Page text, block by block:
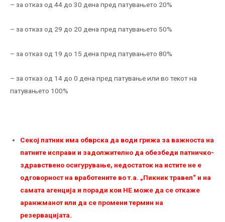
– за отказ од 44 до 30 дена пред патувањето 20%
– за отказ од 29 до 20 дена пред патувањето 50%
– за отказ од 19 до 15 дена пред патувањето 80%
– за отказ од 14 до 0 дена пред патување или во текот на
патувањето 100%
Секој патник има обврска да води грижа за важноста на
патните исправи и задолжително да обезбеди патничко-
здравствено осигурување, недостаток на истите не е
одговорност на вработените во т.а. „Пикник травел“ и на
самата агенција и поради кои НЕ можe да се откаже
аранжманот или да се промени термин на
резервацијата.